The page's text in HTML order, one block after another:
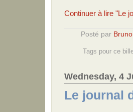
Continuer à lire "Le
Posté par
Tags pour ce
Wednesday, 4
Le journal